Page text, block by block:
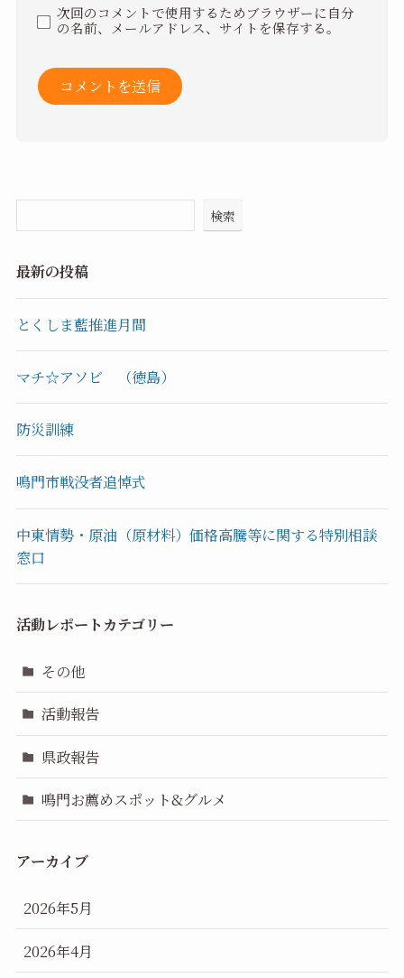
次回のコメントで使用するためブラウザーに自分
の名前、メールアドレス、サイトを保存する。
検索
最新の投稿
とくしま藍推進月間
マチ☆アソビ （徳島）
防災訓練
鳴門市戦没者追悼式
中東情勢・原油（原材料）価格高騰等に関する特別相談
窓口
活動レポートカテゴリー
その他
活動報告
県政報告
鳴門お薦めスポット&グルメ
アーカイブ
2026年5月
2026年4月